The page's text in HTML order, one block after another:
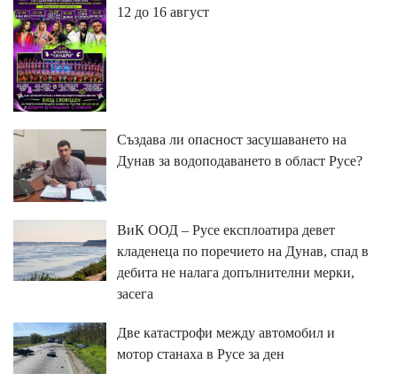
12 до 16 август
Създава ли опасност засушаването на
Дунав за водоподаването в област Русе?
ВиК ООД – Русе експлоатира девет
кладенеца по поречието на Дунав, спад в
дебита не налага допълнителни мерки,
засега
Две катастрофи между автомобил и
мотор станаха в Русе за ден